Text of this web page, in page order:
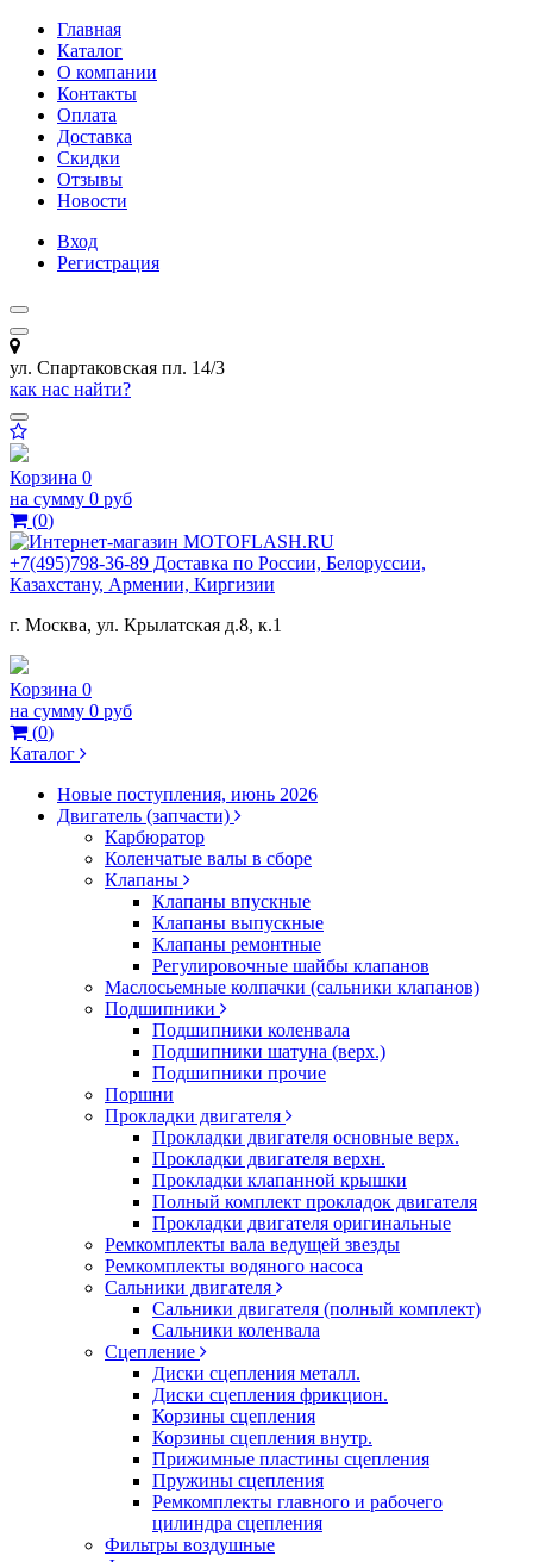
Главная
Каталог
О компании
Контакты
Оплата
Доставка
Скидки
Отзывы
Новости
Вход
Регистрация
ул. Спартаковская пл. 14/3
как нас найти?
Корзина 0
на сумму 0 руб
(0)
+7(495)798-36-89 Доставка по России, Белоруссии,
Казахстану, Армении, Киргизии
г. Москва, ул. Крылатская д.8, к.1
Корзина 0
на сумму 0 руб
(0)
Каталог
Новые поступления, июнь 2026
Двигатель (запчасти)
Карбюратор
Коленчатые валы в сборе
Клапаны
Клапаны впускные
Клапаны выпускные
Клапаны ремонтные
Регулировочные шайбы клапанов
Маслосьемные колпачки (сальники клапанов)
Подшипники
Подшипники коленвала
Подшипники шатуна (верх.)
Подшипники прочие
Поршни
Прокладки двигателя
Прокладки двигателя основные верх.
Прокладки двигателя верхн.
Прокладки клапанной крышки
Полный комплект прокладок двигателя
Прокладки двигателя оригинальные
Ремкомплекты вала ведущей звезды
Ремкомплекты водяного насоса
Сальники двигателя
Сальники двигателя (полный комплект)
Сальники коленвала
Сцепление
Диски сцепления металл.
Диски сцепления фрикцион.
Корзины сцепления
Корзины сцепления внутр.
Прижимные пластины сцепления
Пружины сцепления
Ремкомплекты главного и рабочего
цилиндра сцепления
Фильтры воздушные